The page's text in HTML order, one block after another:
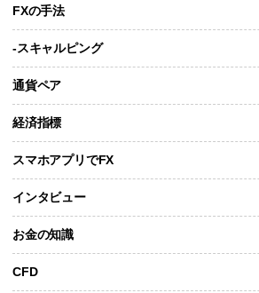
FXの手法
-スキャルピング
通貨ペア
経済指標
スマホアプリでFX
インタビュー
お金の知識
CFD